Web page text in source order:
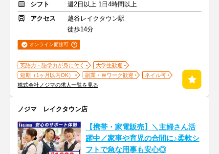
シフト
週2日以上 1日4時間以上
アクセス
越谷レイクタウン駅
徒歩14分
オンライン面接可
英語力・語学力が身に付く
大学生歓迎
短期（1ヶ月以内OK）
副業・Ｗワーク歓迎
ネイル可
株式会社ノジマの求人一覧を見る
ノジマ レイクタウン店
【携帯・家電販売】＼主婦さん活
躍中／家事や育児の合間に♪柔軟シ
フトで急な用事も安心◎